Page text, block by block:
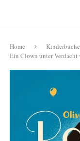
Home
Ein Clown unter